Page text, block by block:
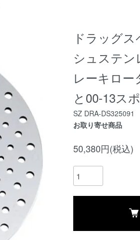
ドラッグ
シュステ
レーキロー
と00-13ス
SZ DRA-DS325091
お取り寄せ商品
50,380円(税込)